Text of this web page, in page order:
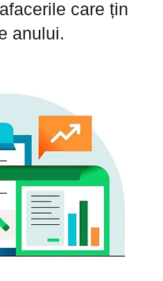
care țin
anului.